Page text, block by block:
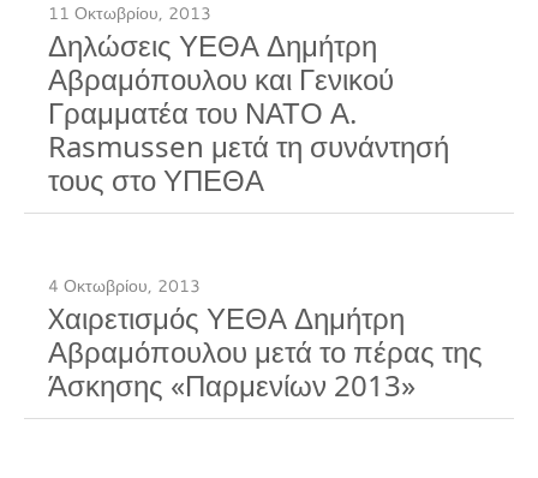
11 Οκτωβρίου, 2013
Δηλώσεις ΥΕΘΑ Δημήτρη
Αβραμόπουλου και Γενικού
Γραμματέα του ΝΑΤΟ Α.
Rasmussen μετά τη συνάντησή
τους στο ΥΠΕΘΑ
4 Οκτωβρίου, 2013
Xαιρετισμός ΥΕΘΑ Δημήτρη
Αβραμόπουλου μετά το πέρας της
Άσκησης «Παρμενίων 2013»